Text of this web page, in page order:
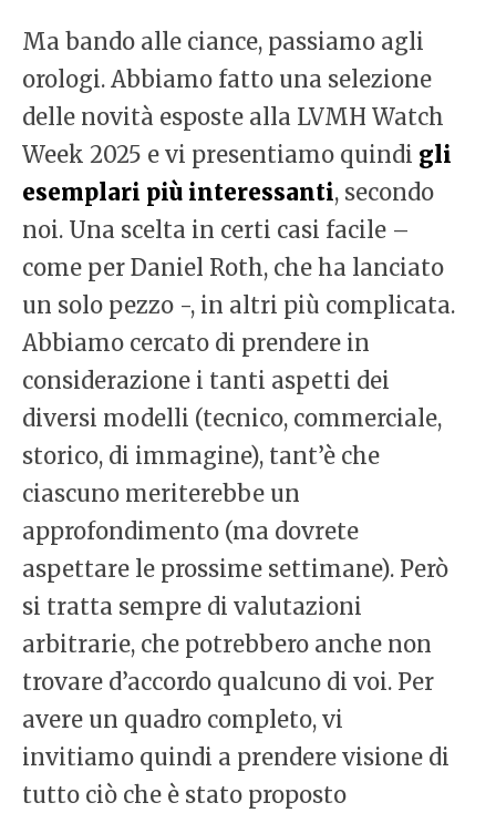
Ma bando alle ciance, passiamo agli
orologi. Abbiamo fatto una selezione
delle novità esposte alla LVMH Watch
Week 2025 e vi presentiamo quindi gli
esemplari più interessanti, secondo
noi. Una scelta in certi casi facile –
come per Daniel Roth, che ha lanciato
un solo pezzo -, in altri più complicata.
Abbiamo cercato di prendere in
considerazione i tanti aspetti dei
diversi modelli (tecnico, commerciale,
storico, di immagine), tant’è che
ciascuno meriterebbe un
approfondimento (ma dovrete
aspettare le prossime settimane). Però
si tratta sempre di valutazioni
arbitrarie, che potrebbero anche non
trovare d’accordo qualcuno di voi. Per
avere un quadro completo, vi
invitiamo quindi a prendere visione di
tutto ciò che è stato proposto